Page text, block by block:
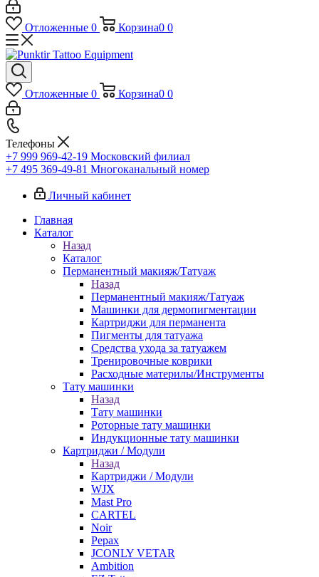
Отложенные 0 Корзина0 0
Отложенные 0 Корзина0 0
Телефоны
+7 999 969-42-19 Московский филиал
+7 495 369-49-81 Многоканальный номер
Личный кабинет
Главная
Каталог
Назад
Каталог
Перманентный макияж/Татуаж
Назад
Перманентный макияж/Татуаж
Машинки для дермопигментации
Картриджи для перманента
Пигменты для татуажа
Средства ухода за татуажем
Тренировочные коврики
Расходные материлы/Инструменты
Тату машинки
Назад
Тату машинки
Роторные тату машинки
Индукционные тату машинки
Картриджи / Модули
Назад
Картриджи / Модули
WJX
Mast Pro
CARTEL
Noir
Pepax
JCONLY VETAR
Ambition